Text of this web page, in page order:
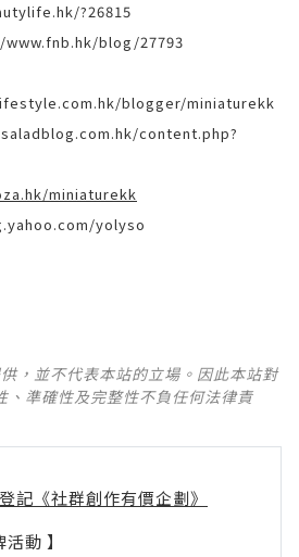
?26815
blog/27793
blogger/miniaturekk
content.php?
miniaturekk
yolyso
，並不代表本站的立場。因此本站對
、準確性及完整性不負任何法律責
登記《社群創作有價企劃》
動 】